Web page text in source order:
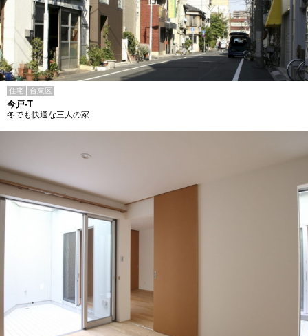
住宅 台東区
今戸-T
冬でも快適な三人の家